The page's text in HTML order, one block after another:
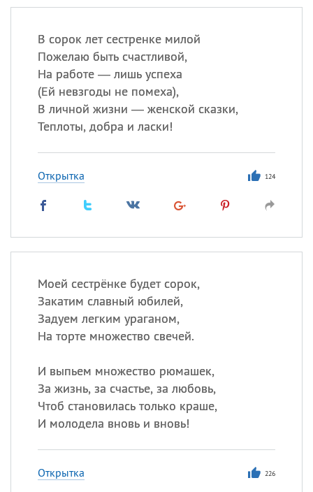
В сорок лет сестренке милой
Пожелаю быть счастливой,
На работе — лишь успеха
(Ей невзгоды не помеха),
В личной жизни — женской сказки,
Теплоты, добра и ласки!
Открытка 124
Моей сестрёнке будет сорок,
Закатим славный юбилей,
Задуем легким ураганом,
На торте множество свечей.
И выпьем множество рюмашек,
За жизнь, за счастье, за любовь,
Чтоб становилась только краше,
И молодела вновь и вновь!
Открытка 226